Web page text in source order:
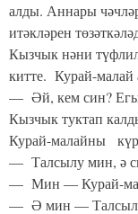
алды. Аннары
итәкләрен
Кызчык нәни
китте. Курай-
— Әй, кем син?
Кызчык туктап
Курай-малайны
— Талсылу мин, ә
— Мин — Курай-
— Ә мин — Талсылу,